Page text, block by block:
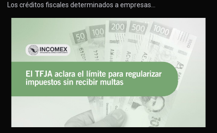
Los créditos fiscales determinados a empresas…